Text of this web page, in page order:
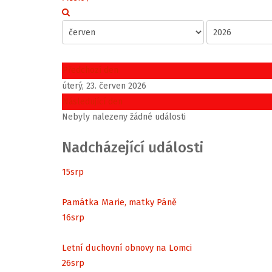
Předchozí den
úterý, 23. červen 2026
Následující den
Nebyly nalezeny žádné události
Nadcházející události
15srp
Památka Marie, matky Páně
16srp
Letní duchovní obnovy na Lomci
26srp